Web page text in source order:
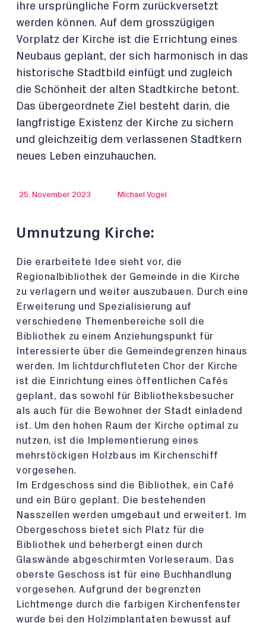
ihre ursprüngliche Form zurückversetzt
werden können. Auf dem grosszügigen
Vorplatz der Kirche ist die Errichtung eines
Neubaus geplant, der sich harmonisch in das
historische Stadtbild einfügt und zugleich
die Schönheit der alten Stadtkirche betont.
Das übergeordnete Ziel besteht darin, die
langfristige Existenz der Kirche zu sichern
und gleichzeitig dem verlassenen Stadtkern
neues Leben einzuhauchen.
25. November 2023 Michael Vogel
Umnutzung Kirche:
Die erarbeitete Idee sieht vor, die
Regionalbibliothek der Gemeinde in die Kirche
zu verlagern und weiter auszubauen. Durch eine
Erweiterung und Spezialisierung auf
verschiedene Themenbereiche soll die
Bibliothek zu einem Anziehungspunkt für
Interessierte über die Gemeindegrenzen hinaus
werden. Im lichtdurchfluteten Chor der Kirche
ist die Einrichtung eines öffentlichen Cafés
geplant, das sowohl für Bibliotheksbesucher
als auch für die Bewohner der Stadt einladend
ist. Um den hohen Raum der Kirche optimal zu
nutzen, ist die Implementierung eines
mehrstöckigen Holzbaus im Kirchenschiff
vorgesehen.
Im Erdgeschoss sind die Bibliothek, ein Café
und ein Büro geplant. Die bestehenden
Nasszellen werden umgebaut und erweitert. Im
Obergeschoss bietet sich Platz für die
Bibliothek und beherbergt einen durch
Glaswände abgeschirmten Vorleseraum. Das
oberste Geschoss ist für eine Buchhandlung
vorgesehen. Aufgrund der begrenzten
Lichtmenge durch die farbigen Kirchenfenster
wurde bei den Holzimplantaten bewusst auf